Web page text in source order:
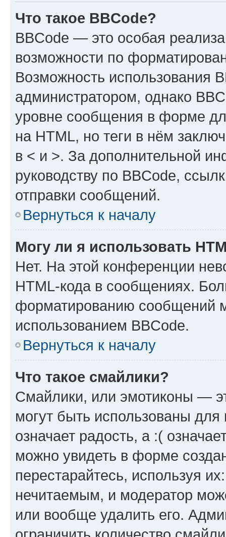
Что такое BBCode?
BBCode — это особая
возможности по
Возможность использования
администратором, однако
уровне сообщения в форме
на HTML, но теги в нём
в < и >. За дополнительной
руководству по BBCode,
отправки сообщений.
Вернуться к началу
Могу ли я использовать
Нет. На этой конференции
HTML-кода в сообщениях.
форматированию сообщений
использованием BBCode.
Вернуться к началу
Что такое смайлики?
Смайлики, или эмотиконы —
могут быть использованы
означает радость, а :(
можно увидеть в форме
перестарайтесь, используя
нечитаемым, и модератор
или вообще удалить его.